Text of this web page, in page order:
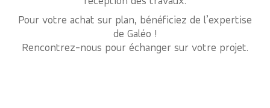
Pour votre achat sur plan, bénéficiez de l’expertise
de Galéo !
Rencontrez-nous pour échanger sur votre projet.